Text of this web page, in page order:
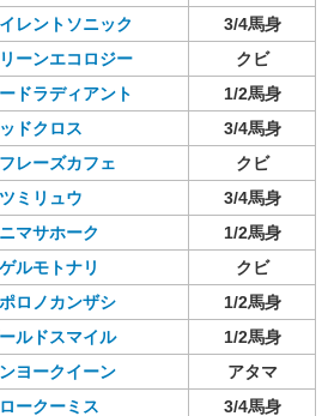
レントソニック
3/4馬身
ーンエコロジー
クビ
ドラディアント
1/2馬身
ドクロス
3/4馬身
レーズカフェ
クビ
ミリュウ
3/4馬身
マサホーク
1/2馬身
ルモトナリ
クビ
ロノカンザシ
1/2馬身
ルドスマイル
1/2馬身
ヨークイーン
アタマ
ークーミス
3/4馬身